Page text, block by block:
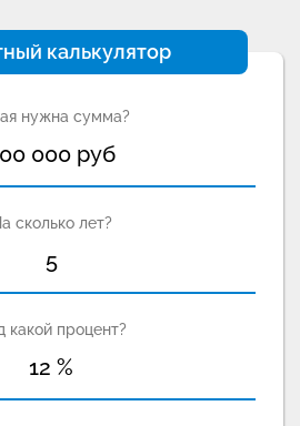
калькулятор
нужна сумма?
000 руб
сколько лет?
5
какой процент?
12 %